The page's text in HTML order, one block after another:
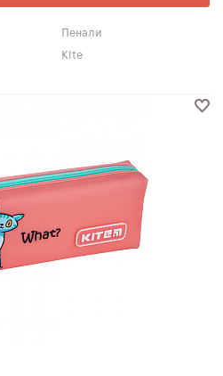
Пенали
Kite